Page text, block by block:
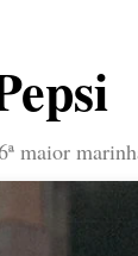
maior